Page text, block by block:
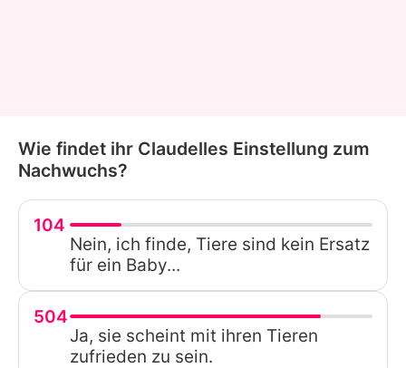
Wie findet ihr Claudelles Einstellung zum
Nachwuchs?
104
Nein, ich finde, Tiere sind kein Ersatz
für ein Baby...
504
Ja, sie scheint mit ihren Tieren
zufrieden zu sein.